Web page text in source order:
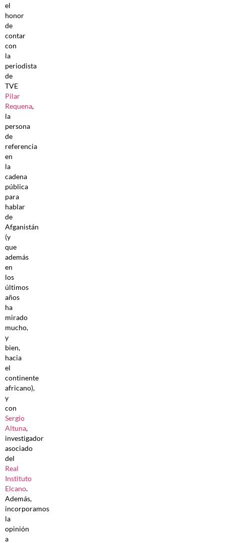
el
honor
de
contar
con
la
periodista
de
TVE
Pilar
Requena,
la
persona
de
referencia
en
la
cadena
pública
para
hablar
de
Afganistán
(y
que
además
en
los
últimos
años
ha
mirado
mucho,
y
bien,
hacia
el
continente
africano),
y
con
Sergio
Altuna,
investigador
asociado
del
Real
Instituto
Elcano.
Además,
incorporamos
la
opinión
a